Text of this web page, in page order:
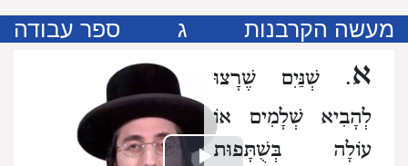
מעשה הקרבנות ג ספר עבודה
א. שְׁנַּיִם שֶׁרָצוּ
לְהָבִיא שְׁלָמִים אוֹ
עוֹלָה בְּשֻׁתָּפוּת